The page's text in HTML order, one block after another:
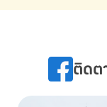
ภาษา ผ่านประสบการ
075-691910ติดต